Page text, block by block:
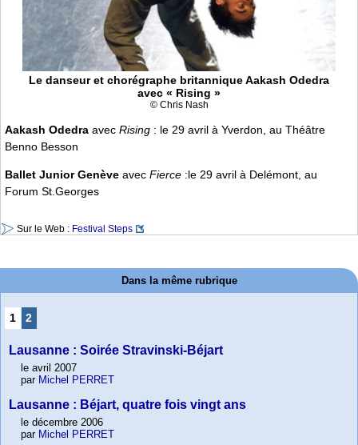
Le danseur et chorégraphe britannique Aakash Odedra
avec « Rising »
© Chris Nash
Aakash Odedra avec Rising : le 29 avril à Yverdon, au Théâtre
Benno Besson
Ballet Junior Genève avec Fierce :le 29 avril à Delémont, au
Forum St.Georges
Sur le Web : Festival Steps
Dans la même rubrique
1 2
Lausanne : Soirée Stravinski-Béjart
le avril 2007
par Michel PERRET
Lausanne : Béjart, quatre fois vingt ans
le décembre 2006
par Michel PERRET